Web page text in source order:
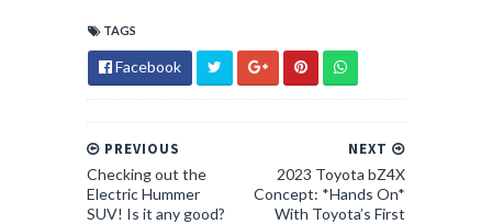
TAGS
Facebook
NEXT
2023 Toyota bZ4X
Concept: *Hands On*
With Toyota’s First
PREVIOUS
Checking out the
Electric Hummer
SUV! Is it any good?